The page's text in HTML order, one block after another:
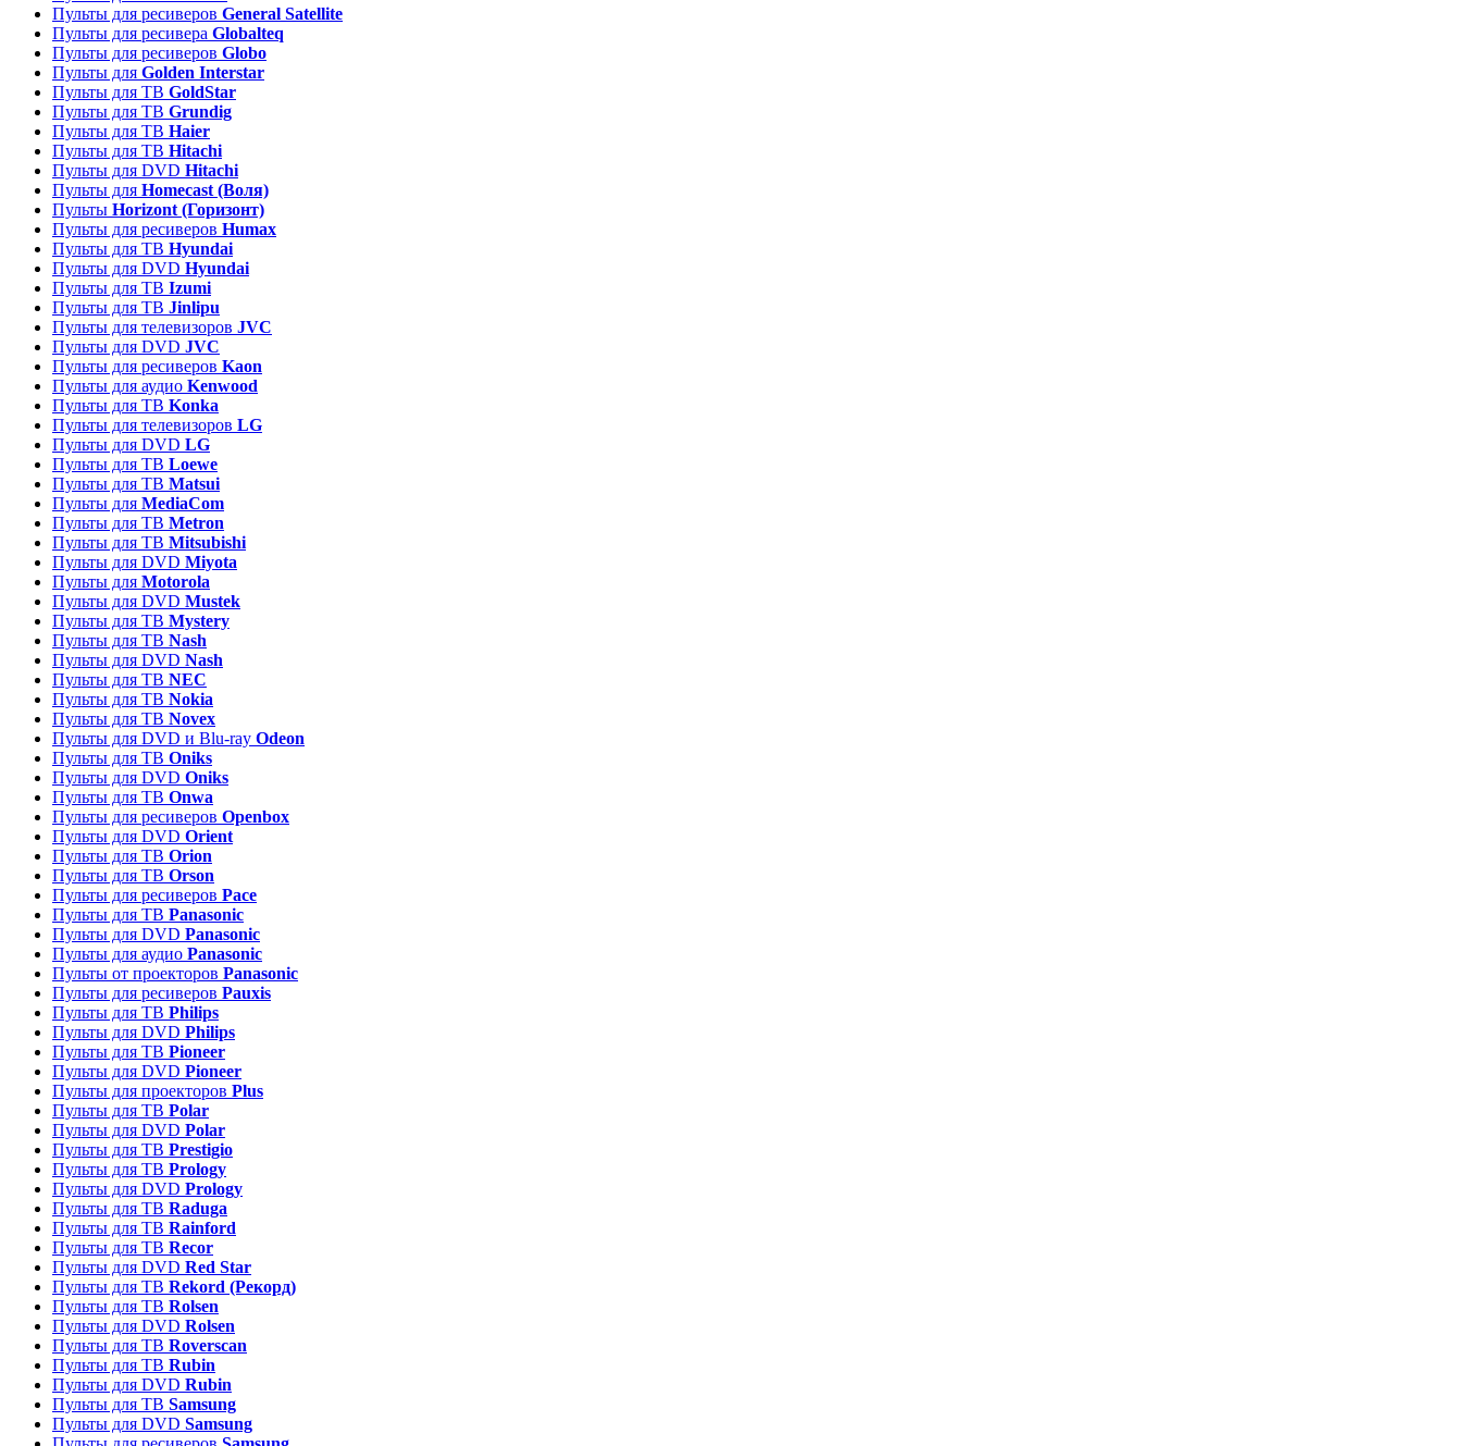
Пульты для ресиверов General Satellite
Пульты для ресивера Globalteq
Пульты для ресиверов Globo
Пульты для Golden Interstar
Пульты для ТВ GoldStar
Пульты для ТВ Grundig
Пульты для ТВ Haier
Пульты для ТВ Hitachi
Пульты для DVD Hitachi
Пульты для Homecast (Воля)
Пульты Horizont (Горизонт)
Пульты для ресиверов Humax
Пульты для ТВ Hyundai
Пульты для DVD Hyundai
Пульты для ТВ Izumi
Пульты для ТВ Jinlipu
Пульты для телевизоров JVC
Пульты для DVD JVC
Пульты для ресиверов Kaon
Пульты для аудио Kenwood
Пульты для ТВ Konka
Пульты для телевизоров LG
Пульты для DVD LG
Пульты для ТВ Loewe
Пульты для ТВ Matsui
Пульты для MediaCom
Пульты для ТВ Metron
Пульты для TB Mitsubishi
Пульты для DVD Miyota
Пульты для Motorola
Пульты для DVD Mustek
Пульты для ТВ Mystery
Пульты для ТВ Nash
Пульты для DVD Nash
Пульты для ТВ NEC
Пульты для ТВ Nokia
Пульты для ТВ Novex
Пульты для DVD и Blu-ray Odeon
Пульты для ТВ Oniks
Пульты для DVD Oniks
Пульты для ТВ Onwa
Пульты для ресиверов Openbox
Пульты для DVD Orient
Пульты для ТВ Orion
Пульты для ТВ Orson
Пульты для ресиверов Pace
Пульты для ТВ Panasonic
Пульты для DVD Panasonic
Пульты для аудио Panasonic
Пульты от проекторов Panasonic
Пульты для ресиверов Pauxis
Пульты для ТВ Philips
Пульты для DVD Philips
Пульты для ТВ Pioneer
Пульты для DVD Pioneer
Пульты для проекторов Plus
Пульты для ТВ Polar
Пульты для DVD Polar
Пульты для ТВ Prestigio
Пульты для ТВ Prology
Пульты для DVD Prology
Пульты для ТВ Raduga
Пульты для ТВ Rainford
Пульты для ТВ Recor
Пульты для DVD Red Star
Пульты для ТВ Rekord (Рекорд)
Пульты для ТВ Rolsen
Пульты для DVD Rolsen
Пульты для ТВ Roverscan
Пульты для ТВ Rubin
Пульты для DVD Rubin
Пульты для ТВ Samsung
Пульты для DVD Samsung